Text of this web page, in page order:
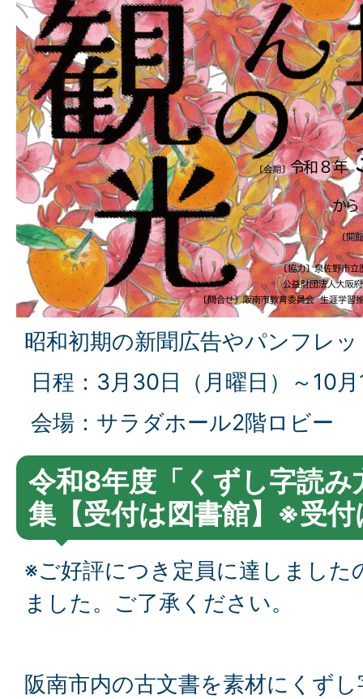
昭和初期の新聞広告やパンフレ
日程：3月30日（月曜日）～10
会場：サラダホール2階ロビー
令和8年度「くずし字読み
集【受付は図書館】※受
※ご好評につき定員に達しました
ました。ご了承ください。
阪南市内の古文書を素材にくず